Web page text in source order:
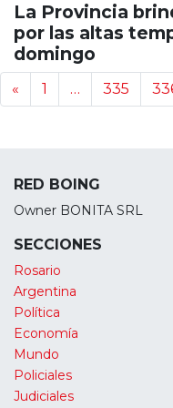
La Provincia
por las altas
domingo
« 1 … 335
RED BOING
Owner BONITA SRL
SECCIONES
Rosario
Argentina
Política
Economía
Mundo
Policiales
Judiciales